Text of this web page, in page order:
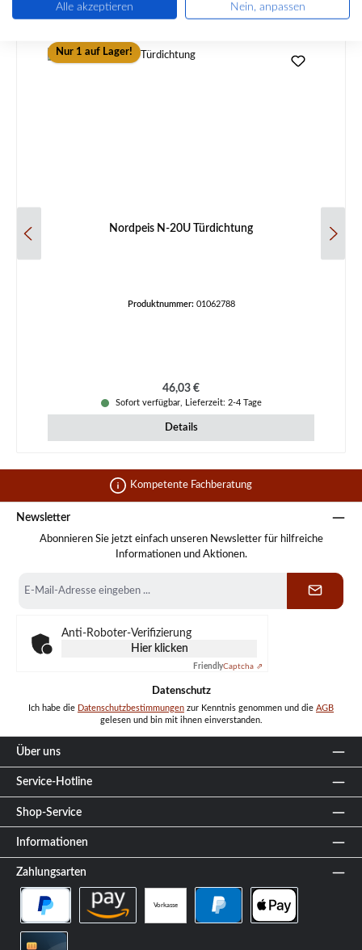
Produktgalerie überspringen
Ähnliche Artikel
Nur 1 auf Lager!
Nordpeis N-20U Türdichtung
Produktnummer: 01062788
Regulärer Preis:
46,03 €
Sofort verfügbar, Lieferzeit: 2-4 Tage
Details
Kompetente Fachberatung
Newsletter
Abonnieren Sie jetzt einfach unseren Newsletter für hilfreiche
Informationen und Aktionen.
Mail-
Anti-Roboter-Verifizierung
Hier klicken
FriendlyCaptcha ⇗
Datenschutz
Ich habe die Datenschutzbestimmungen zur Kenntnis genommen und die AGB
gelesen und bin mit ihnen einverstanden.
Über uns
Service-Hotline
Shop-Service
Informationen
Zahlungsarten
Vorkasse
PayPal Später Bezahlen
Alle akzeptieren Nein, anpassen